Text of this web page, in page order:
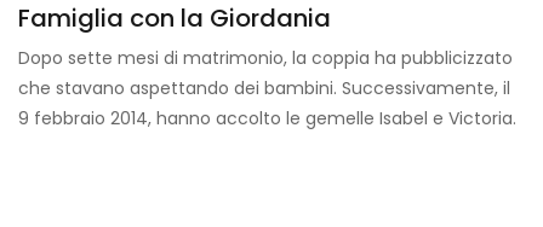
Famiglia con la Giordania
Dopo sette mesi di matrimonio, la coppia ha pubblicizzato
che stavano aspettando dei bambini. Successivamente, il
9 febbraio 2014, hanno accolto le gemelle Isabel e Victoria.